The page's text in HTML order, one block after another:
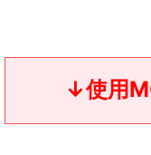
↓使用